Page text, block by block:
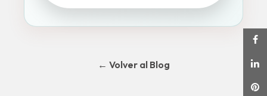
← Volver al Blog